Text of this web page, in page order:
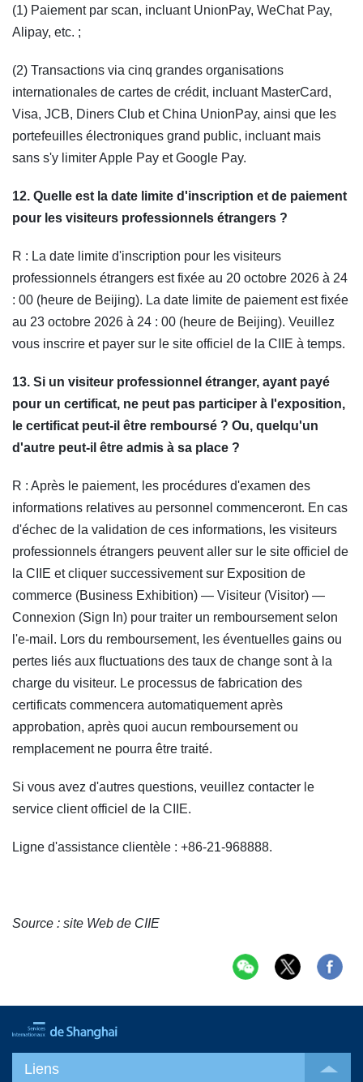
(1) Paiement par scan, incluant UnionPay, WeChat Pay,
Alipay, etc. ;
(2) Transactions via cinq grandes organisations
internationales de cartes de crédit, incluant MasterCard,
Visa, JCB, Diners Club et China UnionPay, ainsi que les
portefeuilles électroniques grand public, incluant mais
sans s'y limiter Apple Pay et Google Pay.
12. Quelle est la date limite d'inscription et de paiement
pour les visiteurs professionnels étrangers ?
R : La date limite d'inscription pour les visiteurs
professionnels étrangers est fixée au 20 octobre 2026 à 24
: 00 (heure de Beijing). La date limite de paiement est fixée
au 23 octobre 2026 à 24 : 00 (heure de Beijing). Veuillez
vous inscrire et payer sur le site officiel de la CIIE à temps.
13. Si un visiteur professionnel étranger, ayant payé
pour un certificat, ne peut pas participer à l'exposition,
le certificat peut-il être remboursé ? Ou, quelqu'un
d'autre peut-il être admis à sa place ?
R : Après le paiement, les procédures d'examen des
informations relatives au personnel commenceront. En cas
d'échec de la validation de ces informations, les visiteurs
professionnels étrangers peuvent aller sur le site officiel de
la CIIE et cliquer successivement sur Exposition de
commerce (Business Exhibition) — Visiteur (Visitor) —
Connexion (Sign In) pour traiter un remboursement selon
l'e-mail. Lors du remboursement, les éventuelles gains ou
pertes liés aux fluctuations des taux de change sont à la
charge du visiteur. Le processus de fabrication des
certificats commencera automatiquement après
approbation, après quoi aucun remboursement ou
remplacement ne pourra être traité.
Si vous avez d'autres questions, veuillez contacter le
service client officiel de la CIIE.
Ligne d'assistance clientèle : +86-21-968888.
Source : site Web de CIIE
Liens